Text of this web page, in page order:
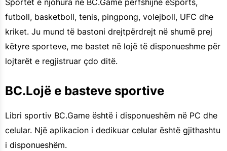
Sportet e njohura në BC.Game përfshijnë eSports,
futboll, basketboll, tenis, pingpong, volejboll, UFC dhe
kriket. Ju mund të bastoni drejtpërdrejt në shumë prej
këtyre sporteve, me bastet në lojë të disponueshme për
lojtarët e regjistruar çdo ditë.
BC.Lojë e basteve sportive
Libri sportiv BC.Game është i disponueshëm në PC dhe
celular. Një aplikacion i dedikuar celular është gjithashtu
i disponueshëm.